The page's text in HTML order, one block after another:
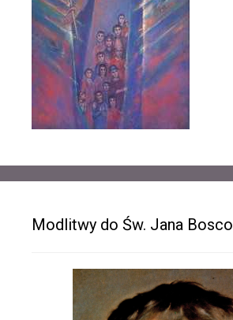
Modlitwy do Św. Jana Bosco